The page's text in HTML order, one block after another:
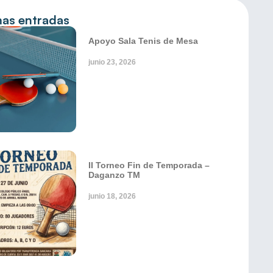
entradas
Apoyo Sala Tenis de Mesa
junio 23, 2026
II Torneo Fin de Temporada –
Daganzo TM
junio 18, 2026